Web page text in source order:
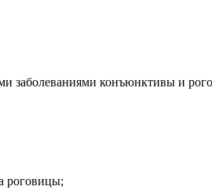
заболеваниями конъюнктивы и
роговицы;